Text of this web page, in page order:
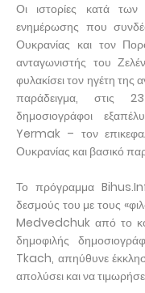
Οι ιστορίες κατά
ενημέρωσης που
Ουκρανίας και τον
ανταγωνιστής του
φυλακίσει τον ηγέτη της
παράδειγμα, στις 23
δημοσιογράφοι
Yermak – τον
Ουκρανίας και βασικό
Το πρόγραμμα
δεσμούς του με τους
Medvedchuk από το
δημοφιλής
Tkach, απηύθυνε
απολύσει και να